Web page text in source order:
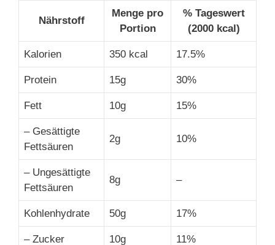
Nährstoff
Menge pro
Portion
% Tageswert
(2000 kcal)
Kalorien 350 kcal 17.5%
Protein 15g 30%
Fett 10g 15%
– Gesättigte
Fettsäuren
2g 10%
– Ungesättigte
Fettsäuren
8g –
Kohlenhydrate 50g 17%
– Zucker 10g 11%